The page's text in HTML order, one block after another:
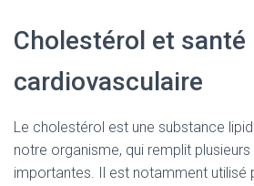
Cholestérol et santé
cardiovasculaire
Le cholestérol est une substance
notre organisme, qui remplit
importantes. Il est notamment utilisé